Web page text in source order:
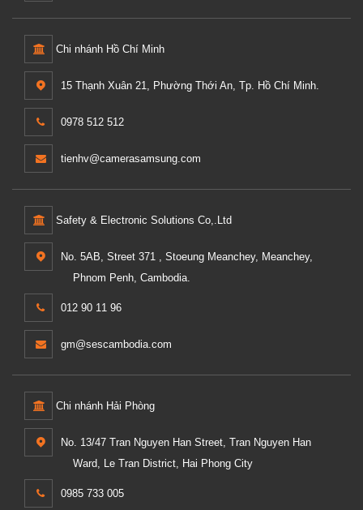
Chi nhánh Hồ Chí Minh
15 Thạnh Xuân 21, Phường Thới An, Tp. Hồ Chí Minh.
0978 512 512
tienhv@camerasamsung.com
Safety & Electronic Solutions Co,.Ltd
No. 5AB, Street 371 , Stoeung Meanchey, Meanchey,
Phnom Penh, Cambodia.
012 90 11 96
gm@sescambodia.com
Chi nhánh Hải Phòng
No. 13/47 Tran Nguyen Han Street, Tran Nguyen Han
Ward, Le Tran District, Hai Phong City
0985 733 005